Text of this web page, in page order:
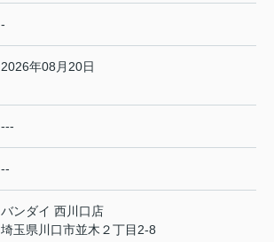
-
2026年08月20日
---
--
バンダイ 西川口店
埼玉県川口市並木２丁目2-8